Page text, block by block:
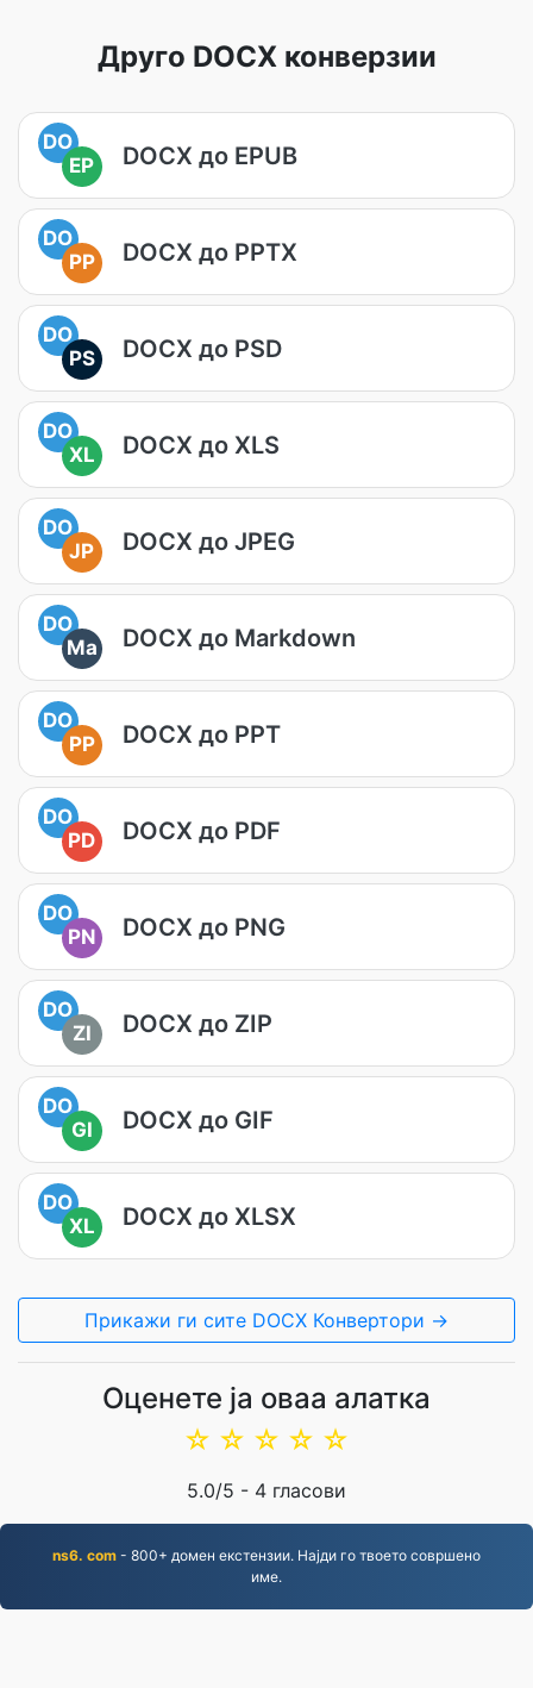
Друго DOCX конверзии
DO
EP
DOCX до EPUB
DO
PP
DOCX до PPTX
DO
PS
DOCX до PSD
DO
XL
DOCX до XLS
DO
JP
DOCX до JPEG
DO
Ma
DOCX до Markdown
DO
PP
DOCX до PPT
DO
PD
DOCX до PDF
DO
PN
DOCX до PNG
DO
ZI
DOCX до ZIP
DO
GI
DOCX до GIF
DO
XL
DOCX до XLSX
Прикажи ги сите DOCX Конвертори →
Оценете ја оваа алатка
☆
☆
☆
☆
☆
5.0/5 - 4 гласови
ns6. com - 800+ домен екстензии. Најди го твоето совршено
име.